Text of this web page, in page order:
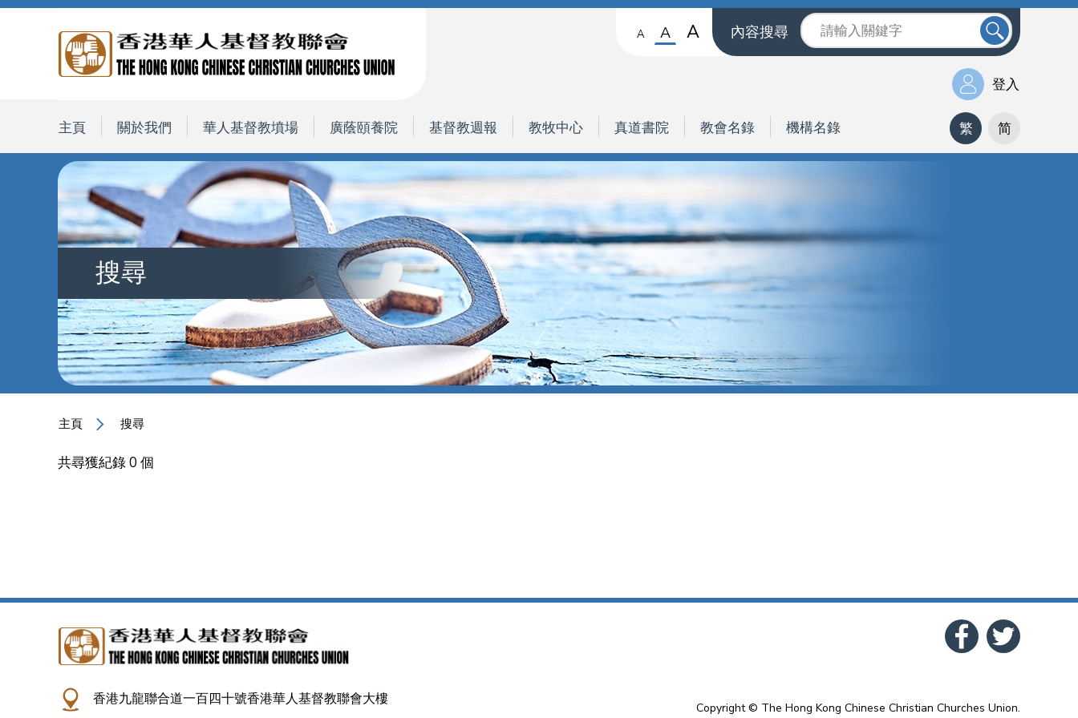
A A A 內容搜尋
登入
主頁 關於我們 華人基督教墳場 廣蔭頤養院 基督教週報 教牧中心 真道書院 教會名錄 機構名錄 繁 简
搜尋
主頁 搜尋
共尋獲紀錄 0 個
香港九龍聯合道一百四十號香港華人基督教聯會大樓
Copyright © The Hong Kong Chinese Christian Churches Union.